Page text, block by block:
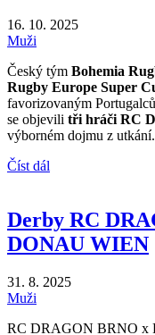
16. 10. 2025
Muži
Český tým Bohemia
Rugby Europe Super
favorizovaným
se objevili tři hráči RC
výborném dojmu z utkání.
Číst dál
Derby RC
DONAU WIEN
31. 8. 2025
Muži
RC DRAGON BRNO x